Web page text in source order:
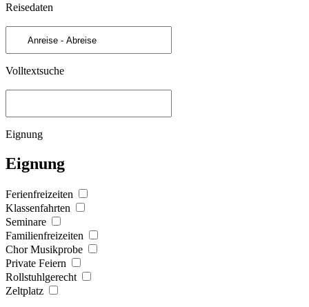
Reisedaten
Volltextsuche
Eignung
Eignung
Ferienfreizeiten
Klassenfahrten
Seminare
Familienfreizeiten
Chor Musikprobe
Private Feiern
Rollstuhlgerecht
Zeltplatz